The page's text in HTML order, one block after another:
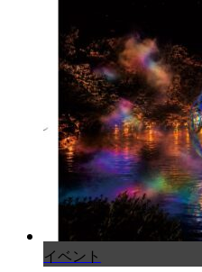
イベント